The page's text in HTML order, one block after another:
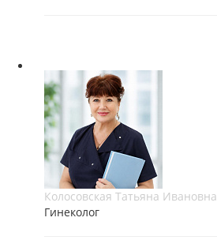
Колосовская Татьяна Ивановна
Гинеколог